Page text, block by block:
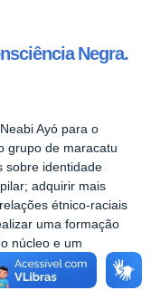
Negra.
Ayó para o
grupo de maracatu
sobre identidade
adquirir mais
étnico-raciais
uma formação
núcleo e um
como se
racismo.